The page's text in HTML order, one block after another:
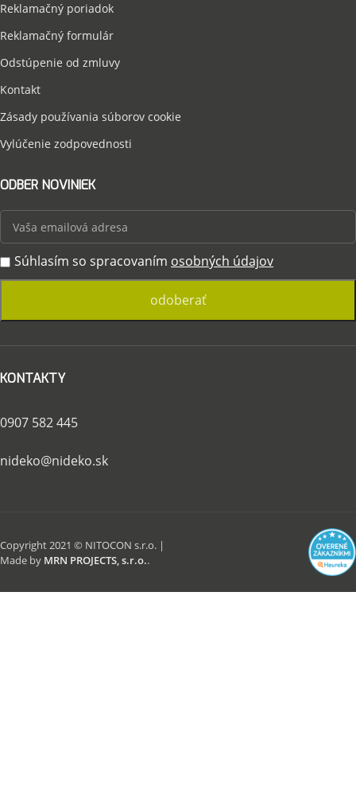
Reklamačný poriadok
Reklamačný formulár
Odstúpenie od zmluvy
Kontakt
Zásady používania súborov cookie
Vylúčenie zodpovednosti
ODBER NOVINIEK
Súhlasím so spracovaním osobných údajov
KONTAKTY
0907 582 445
nideko@nideko.sk
Copyright 2021 © NITOCON s.r.o. |
Made by MRN PROJECTS, s.r.o..